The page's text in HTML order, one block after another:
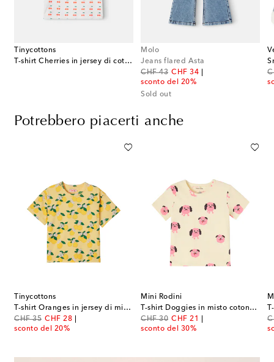
Tinycottons
T-shirt Cherries in jersey di cotone con stampa
Molo
Jeans flared Asta
CHF 43
original price
CHF 34
discount price
sconto del 20%
Sold out
Potrebbero piacerti anche
Tinycottons
T-shirt Oranges in jersey di misto cotone
CHF 35
original price
CHF 28
discount price
sconto del 20%
Mini Rodini
T-shirt Doggies in misto cotone con stampa
CHF 30
original price
CHF 21
discount price
sconto del 30%